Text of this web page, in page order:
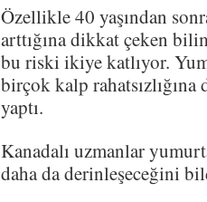
Özellikle 40 yaşından
arttığına dikkat çeken
bu riski ikiye katlıyor.
birçok kalp rahatsızlığına
yaptı.
Kanadalı uzmanlar
daha da derinleşeceğini